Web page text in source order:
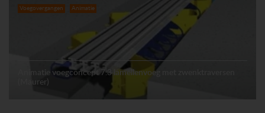
Voegovergangen Animatie
Animatie voegconcept 7.3 lamellenvoeg met zwenktraversen
(Maurer)